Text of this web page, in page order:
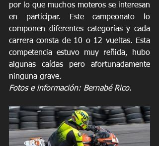
por lo que muchos moteros se interesan
en participar. Este campeonato lo
componen diferentes categorías y cada
carrera consta de 10 o 12 vueltas. Esta
competencia estuvo muy reñida, hubo
algunas caídas pero afortunadamente
ninguna grave.
Fotos e información: Bernabé Rico.